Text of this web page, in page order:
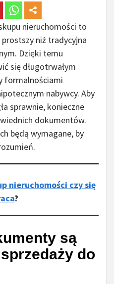
nieruchomości to
prostszy niż tradycyjna
Dzięki temu
się długotrwałym
formalnościami
nabywcy. Aby
sprawnie, konieczne
dokumentów.
będą wymagane, by
nieruchomości czy się
?
są
do